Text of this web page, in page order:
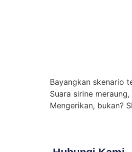
Bayangkan skenario
Suara sirine
Mengerikan, bukan?